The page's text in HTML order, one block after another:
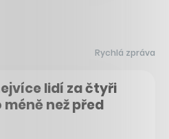
Rychlá zpráva
lidí za čtyři
než před